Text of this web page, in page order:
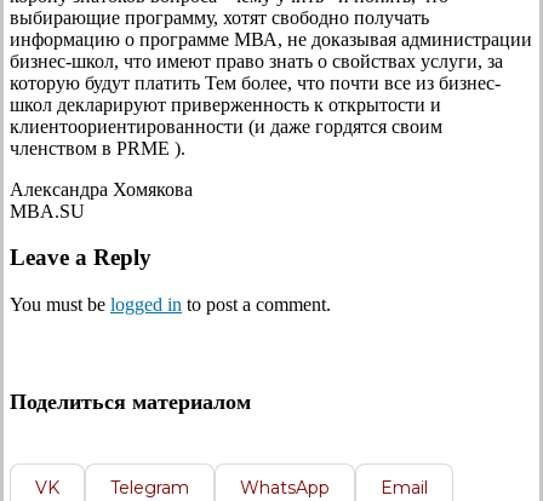
выбирающие программу, хотят свободно получать
информацию о программе МВА, не доказывая администрации
бизнес-школ, что имеют право знать о свойствах услуги, за
которую будут платить Тем более, что почти все из бизнес-
школ декларируют приверженность к открытости и
клиентоориентированности (и даже гордятся своим
членством в PRME ).
Александра Хомякова
MBA.SU
Leave a Reply
You must be logged in to post a comment.
Поделиться материалом
VK Telegram WhatsApp Email